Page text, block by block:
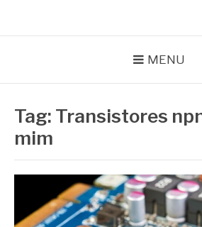
MENU
Tag: Transistores
mim